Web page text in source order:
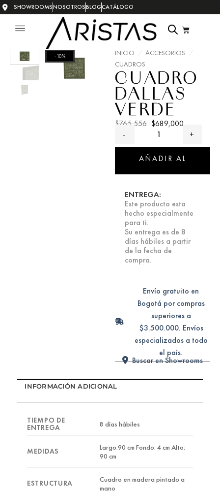
SHOWROOMSNOSOTROSBLOGCATÁLOGO
-10% INICIO / ACCESORIOS
/
CUADROS
CUADRO
DALLAS
VERDE
$765,556 $689,000
AÑADIR AL
ENTREGA:
Este producto esta
hecho especialmente
para ti.
Su entrega es de 8
días hábiles a partir
de la fecha de
compra.
Envío gratuito en
Bogotá por compras
superiores a
$3.500.000. Envíos
especializados a todo
el país.
Buscar en Showrooms
INFORMACIÓN ADICIONAL
TIEMPO DE
ENTREGA
8 días hábiles
MEDIDAS
Largo:90 cm Fondo: 4 cm Alto:
90 cm
ESTRUCTURA
Cuadro en madera pintado a
mano